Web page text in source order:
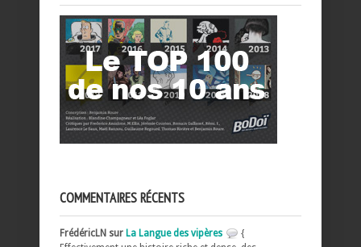
COMMENTAIRES RÉCENTS
FrédéricLN sur La Langue des vipères
{